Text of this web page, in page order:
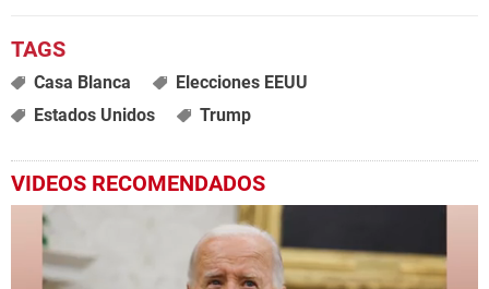
Casa Blanca
Elecciones EEUU
Estados Unidos
Trump
VIDEOS RECOMENDADOS